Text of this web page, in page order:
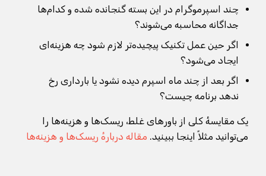
چند اسپرموگرام در این بسته گنجانده شده و کدام‌ها
جداگانه محاسبه می‌شوند؟
اگر حین عمل تکنیک پیچیده‌تر لازم شود چه هزینه‌ای
ایجاد می‌شود؟
اگر بعد از چند ماه اسپرم دیده نشود یا بارداری رخ
ندهد برنامه چیست؟
یک مقایسهٔ کلی از باورهای غلط، ریسک‌ها و هزینه‌ها را
می‌توانید مثلاً اینجا ببینید. مقاله دربارهٔ ریسک‌ها و هزینه‌ها